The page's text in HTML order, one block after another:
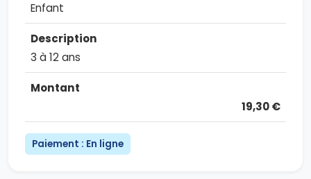
Enfant
3 à 12 ans
19,30 €
Paiement : En ligne